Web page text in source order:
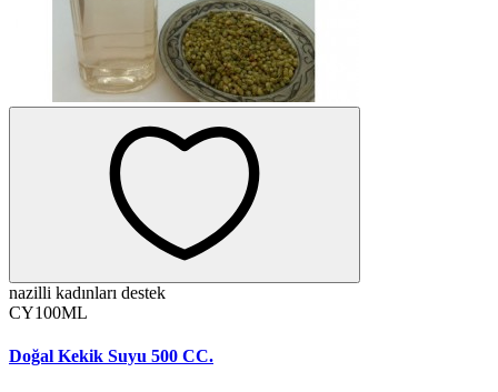
nazilli kadınları destek
CY100ML
Doğal Kekik Suyu 500 CC.